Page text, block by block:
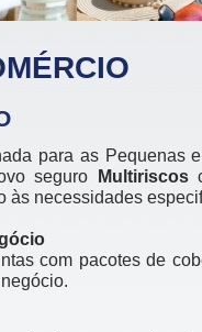
para as Pequenas
seguro Multiriscos
às necessidades
com pacotes de